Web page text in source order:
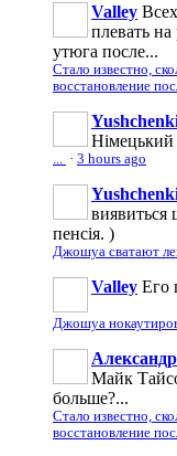
Valley
плевать на
утюга после...
Стало известно,
восстановление
Німецький
... · 3 hours ago
виявиться
пенсія. )
Джошуа сватают
Valley Его
Джошуа
Александр
Майк
больше?...
Стало известно,
восстановление